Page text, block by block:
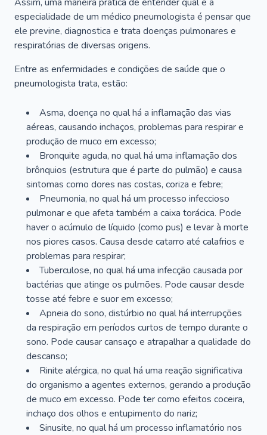
especialidade de um médico pneumologista é pensar que
ele previne, diagnostica e trata doenças pulmonares e
respiratórias de diversas origens.
Entre as enfermidades e condições de saúde que o
pneumologista trata, estão:
Asma, doença no qual há a inflamação das vias
aéreas, causando inchaços, problemas para respirar e
produção de muco em excesso;
Bronquite aguda, no qual há uma inflamação dos
brônquios (estrutura que é parte do pulmão) e causa
sintomas como dores nas costas, coriza e febre;
Pneumonia, no qual há um processo infeccioso
pulmonar e que afeta também a caixa torácica. Pode
haver o acúmulo de líquido (como pus) e levar à morte
nos piores casos. Causa desde catarro até calafrios e
problemas para respirar;
Tuberculose, no qual há uma infecção causada por
bactérias que atinge os pulmões. Pode causar desde
tosse até febre e suor em excesso;
Apneia do sono, distúrbio no qual há interrupções
da respiração em períodos curtos de tempo durante o
sono. Pode causar cansaço e atrapalhar a qualidade do
descanso;
Rinite alérgica, no qual há uma reação significativa
do organismo a agentes externos, gerando a produção
de muco em excesso. Pode ter como efeitos coceira,
inchaço dos olhos e entupimento do nariz;
Sinusite, no qual há um processo inflamatório nos